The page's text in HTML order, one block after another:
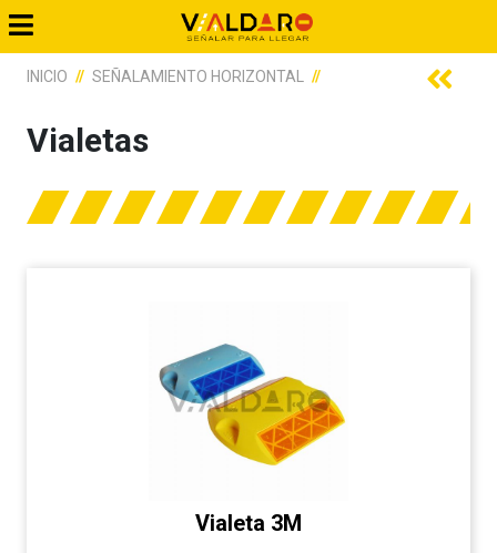
INICIO SEÑALAMIENTO HORIZONTAL
Vialetas
Vialeta 3M